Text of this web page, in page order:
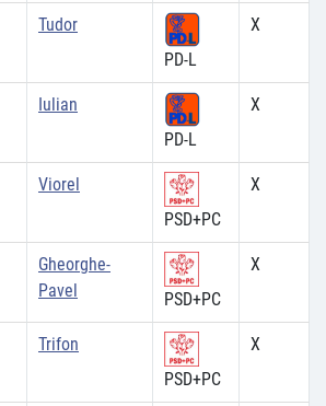
Tudor
PD-L
X
Iulian
PD-L
X
Viorel
PSD+PC
X
Gheorghe-
Pavel
PSD+PC
X
Trifon
PSD+PC
X